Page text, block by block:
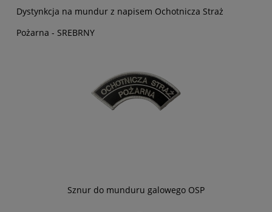
Dystynkcja na mundur z napisem Ochotnicza Straż
Pożarna - SREBRNY
Sznur do munduru galowego OSP